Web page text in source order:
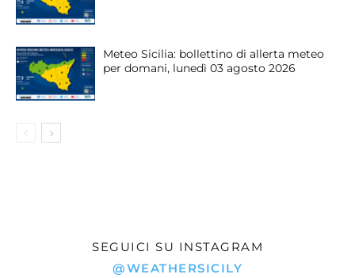
Meteo Sicilia: bollettino di allerta meteo
per domani, lunedì 03 agosto 2026
SEGUICI SU INSTAGRAM
@WEATHERSICILY